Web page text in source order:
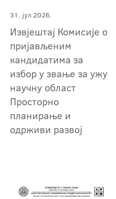
31. јул 2026.
Извјештај Комисије о
пријављеним
кандидатима за
избор у звање за ужу
научну област
Просторно
планирање и
одрживи развој